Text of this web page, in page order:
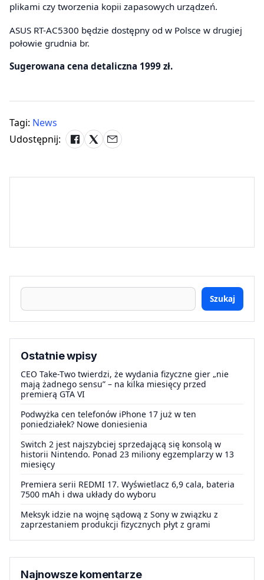
plikami czy tworzenia kopii zapasowych urządzeń.
ASUS RT-AC5300 będzie dostępny od w Polsce w drugiej
połowie grudnia br.
Sugerowana cena detaliczna 1999 zł.
Tagi: News
Udostępnij:
Szukaj
Ostatnie wpisy
CEO Take-Two twierdzi, że wydania fizyczne gier „nie
mają żadnego sensu” – na kilka miesięcy przed
premierą GTA VI
Podwyżka cen telefonów iPhone 17 już w ten
poniedziałek? Nowe doniesienia
Switch 2 jest najszybciej sprzedającą się konsolą w
historii Nintendo. Ponad 23 miliony egzemplarzy w 13
miesięcy
Premiera serii REDMI 17. Wyświetlacz 6,9 cala, bateria
7500 mAh i dwa układy do wyboru
Meksyk idzie na wojnę sądową z Sony w związku z
zaprzestaniem produkcji fizycznych płyt z grami
Najnowsze komentarze